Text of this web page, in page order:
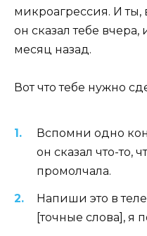
микроагрессия. И ты,
он сказал тебе
месяц назад.
Вот что тебе нужно
Вспомни одно
он сказал что-то,
промолчала.
Напиши это в
[точные слова], я